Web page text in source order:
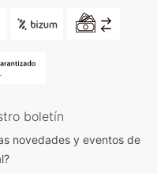
boletín
novedades y eventos de